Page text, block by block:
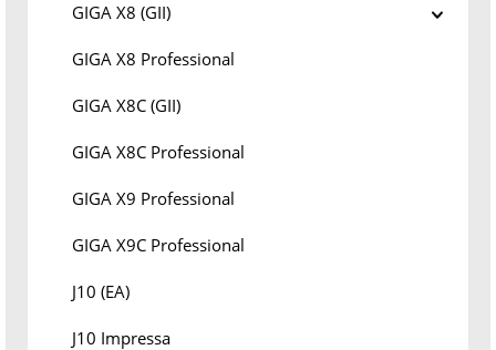
GIGA X8 (GII)
GIGA X8 Professional
GIGA X8C (GII)
GIGA X8C Professional
GIGA X9 Professional
GIGA X9C Professional
J10 (EA)
J10 Impressa